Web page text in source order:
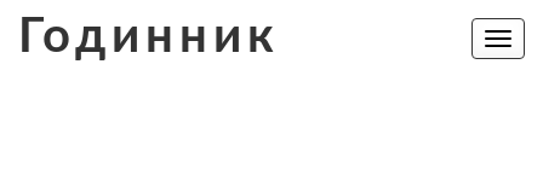
Годинник
Toggle